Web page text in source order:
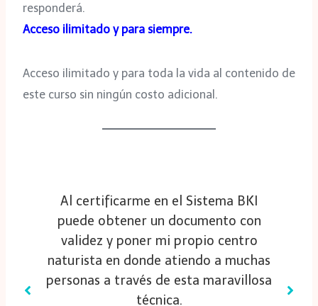
responderá.
Acceso ilimitado y para siempre.
Acceso ilimitado y para toda la vida al contenido de
este curso sin ningún costo adicional.
Al certificarme en el Sistema BKI
puede obtener un documento con
validez y poner mi propio centro
naturista en donde atiendo a muchas
personas a través de esta maravillosa
técnica.